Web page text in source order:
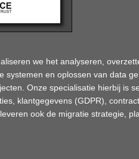
we het analyseren,
systemen en oplossen van data
Onze specialisatie hierbij is
klantgegevens (GDPR),
ook de migratie strategie,